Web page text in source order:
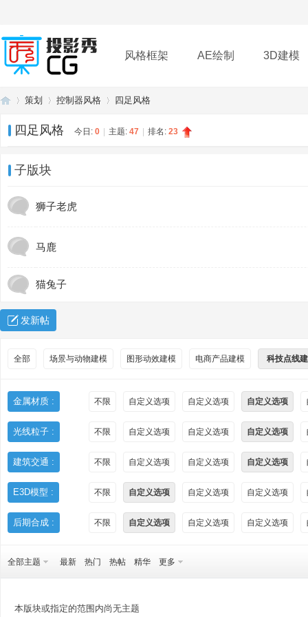
风格框架 AE绘制 3D建模
插件 帮助 下载
策划 控制器风格 四足风格
四足风格 今日: 0 主题: 47 排名: 23
子版块
狮子老虎
马鹿
猫兔子
发新帖
全部 场景与动物建模 图形动效建模 电商产品建模 科技点线
金属材质 : 不限 自定义选项 自定义选项 自定义选项
光线粒子 : 不限 自定义选项 自定义选项 自定义选项
建筑交通 : 不限 自定义选项 自定义选项 自定义选项
E3D模型 : 不限 自定义选项 自定义选项 自定义选项
后期合成 : 不限 自定义选项 自定义选项 自定义选项
全部主题 最新 热门 热帖 精华 更多
本版块或指定的范围内尚无主题